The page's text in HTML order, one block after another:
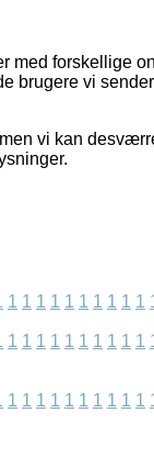
med forskellige
brugere vi
vi kan
1 1 1 1 1 1 1 1 1 1
1 1 1 1 1 1 1 1 1 1
1 1 1 1 1 1 1 1 1 1